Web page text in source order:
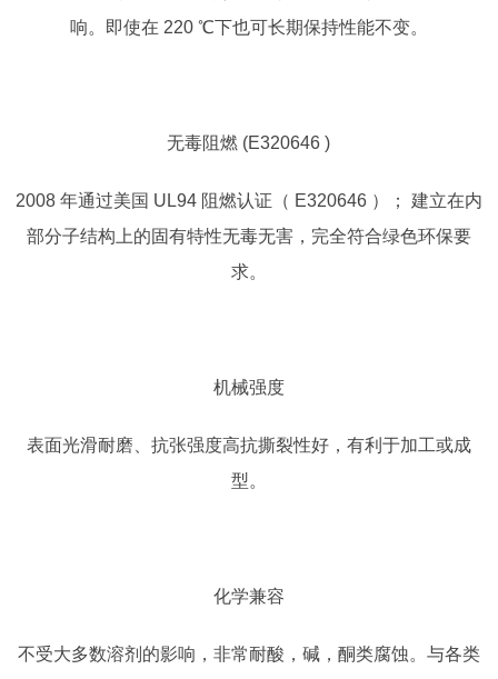
响。即使在 220 ℃下也可长期保持性能不变。
无毒阻燃 (E320646 )
2008 年通过美国 UL94 阻燃认证（ E320646 ）； 建立在内
部分子结构上的固有特性无毒无害，完全符合绿色环保要
求。
机械强度
表面光滑耐磨、抗张强度高抗撕裂性好，有利于加工或成
型。
化学兼容
不受大多数溶剂的影响，非常耐酸，碱，酮类腐蚀。与各类